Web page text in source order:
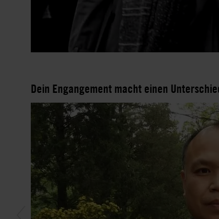
Dein Engangement macht einen